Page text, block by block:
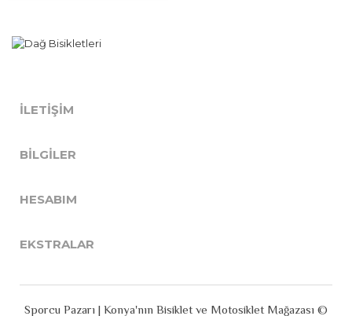
İLETIŞIM
BILGILER
HESABIM
EKSTRALAR
Sporcu Pazarı | Konya'nın Bisiklet ve Motosiklet Mağazası ©